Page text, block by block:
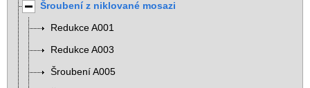
Šroubení z niklované mosazi
Redukce A001
Redukce A003
Šroubení A005